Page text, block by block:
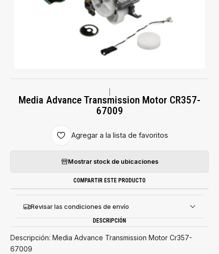
Media Advance Transmission Motor CR357-
67009
Agregar a la lista de favoritos
Mostrar stock de ubicaciones
COMPARTIR ESTE PRODUCTO
Revisar las condiciones de envío
DESCRIPCIÓN
Descripción: Media Advance Transmission Motor Cr357-
67009